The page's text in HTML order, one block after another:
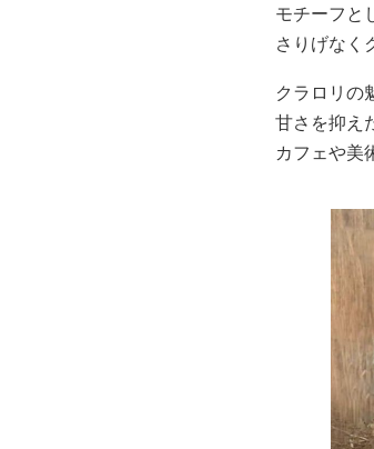
モチーフと
さりげなく
クラロリの
甘さを抑え
カフェや美